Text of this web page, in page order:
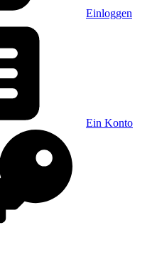
Einloggen
Ein Konto